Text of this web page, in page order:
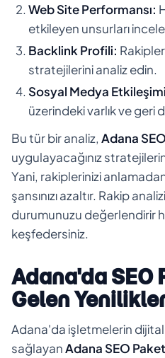
Web Site Performansı:
etkileyen unsurları
Backlink Profili:
stratejilerini analiz edin.
Sosyal Medya
üzerindeki varlık ve geri
Bu tür bir analiz, Adana
uygulayacağınız
Yani, rakiplerinizi
şansınızı azaltır. Rakip
durumunuzu değerlendirir
keşfedersiniz.
Adana'da SEO
Gelen
Adana'da işletmelerin dijital
sağlayanAdana SEO